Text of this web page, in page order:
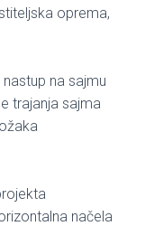
oprema,
na sajmu
trajanja sajma
načela